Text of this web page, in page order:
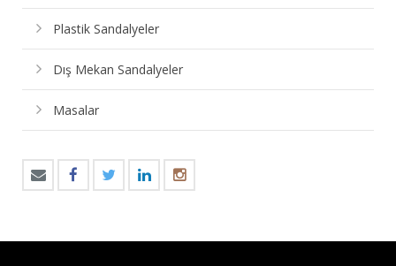
Plastik Sandalyeler
Dış Mekan Sandalyeler
Masalar